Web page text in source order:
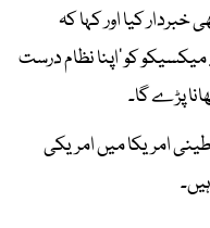
کیا اور کہا کہ
کو ’اپنا نظام درست
پڑے گا۔
امریکا میں امریکی